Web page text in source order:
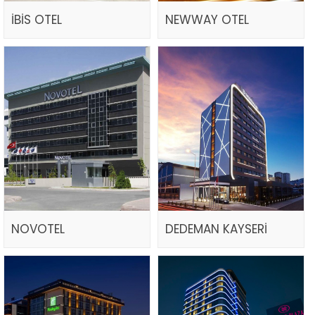
İBİS OTEL NEWWAY OTEL
NOVOTEL DEDEMAN KAYSERİ